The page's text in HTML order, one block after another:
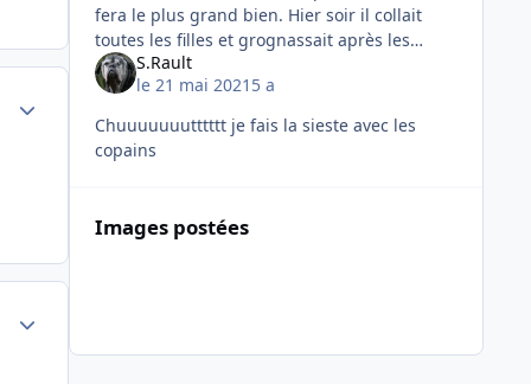
fera le plus grand bien. Hier soir il collait
toutes les filles et grognassait après les
autres chiens qui s'approchaient de la
dulciné du moment.
S.Rault
le 21 mai 2021 5 a
Chuuuuuuutttttt je fais la sieste avec les
copains
Images postées